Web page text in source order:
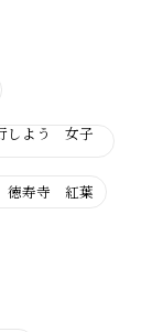
しよう 女子
寿寺 紅葉